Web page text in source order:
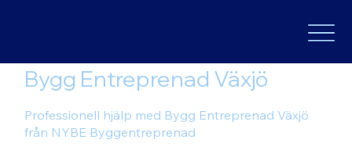
Bygg Entreprenad Växjö
Professionell hjälp med Bygg Entreprenad Växjö
från NYBE Byggentreprenad